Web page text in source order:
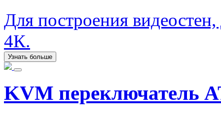
Для построения
4К.
Узнать больше
KVM переключатель